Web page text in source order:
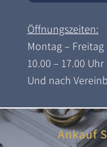
Öffnungszeiten:
Montag – Freitag
10.00 – 17.00 Uhr
Und nach
Ankauf